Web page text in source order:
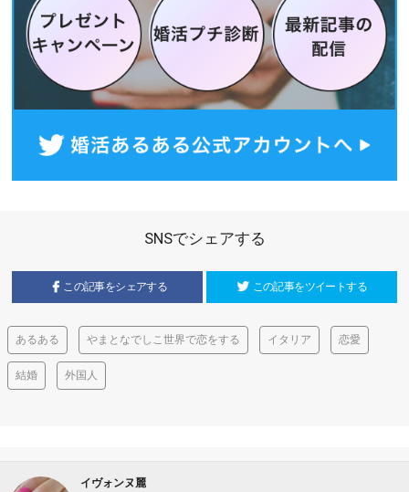
SNSでシェアする
この記事をシェアする この記事をツイートする
あるある やまとなでしこ世界で恋をする イタリア 恋愛
結婚 外国人
イヴォンヌ麗